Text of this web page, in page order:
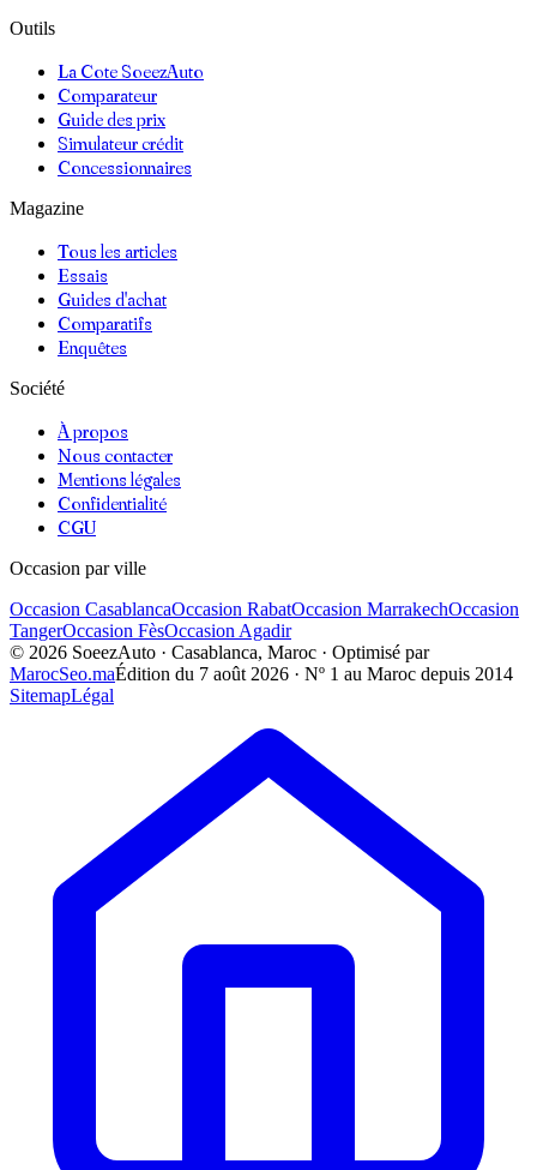
Outils
La Cote SoeezAuto
Comparateur
Guide des prix
Simulateur crédit
Concessionnaires
Magazine
Tous les articles
Essais
Guides d'achat
Comparatifs
Enquêtes
Société
À propos
Nous contacter
Mentions légales
Confidentialité
CGU
Occasion par ville
Occasion CasablancaOccasion RabatOccasion MarrakechOccasion
TangerOccasion FèsOccasion Agadir
© 2026 SoeezAuto · Casablanca, Maroc · Optimisé par
MarocSeo.maÉdition du 7 août 2026 · Nº 1 au Maroc depuis 2014
SitemapLégal